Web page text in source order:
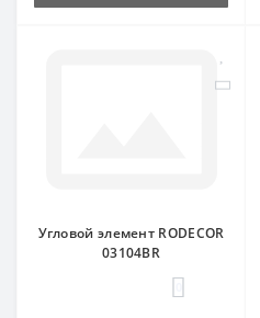
Угловой элемент RODECOR
03104BR